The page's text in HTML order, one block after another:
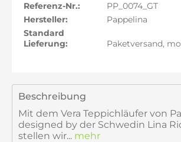
Referenz-Nr.:
PP_0074_GT
Hersteller:
Pappelina
Standard
Lieferung:
Paketversand,
Beschreibung
Mit dem Vera Teppichläufer von
designed by der Schwedin Lina
stellen wir... mehr